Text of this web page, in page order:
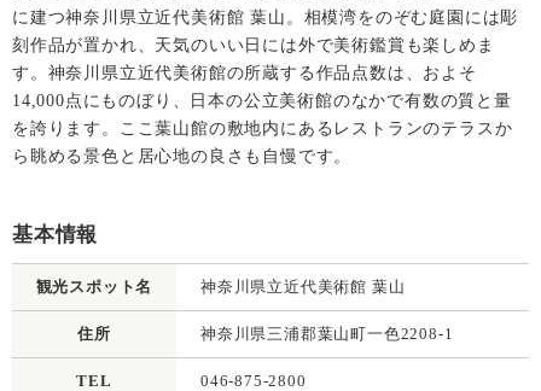
に建つ神奈川県立近代美術館 葉山。相模湾をのぞむ庭園には彫
刻作品が置かれ、天気のいい日には外で美術鑑賞も楽しめま
す。神奈川県立近代美術館の所蔵する作品点数は、およそ
14,000点にものぼり、日本の公立美術館のなかで有数の質と量
を誇ります。ここ葉山館の敷地内にあるレストランのテラスか
ら眺める景色と居心地の良さも自慢です。
基本情報
観光スポット名 神奈川県立近代美術館 葉山
住所 神奈川県三浦郡葉山町一色2208-1
TEL 046-875-2800